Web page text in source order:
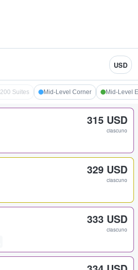
USD
200 Suites Mid-Level Corner Mid-Level
315 USD
ciascuno
329 USD
ciascuno
333 USD
ciascuno